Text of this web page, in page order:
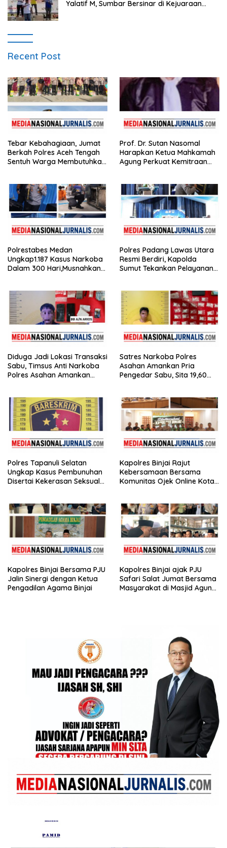
Yalatif M, Sumbar Bersinar di Kejuaraan
Recent Post
Tebar Kebahagiaan, Jumat
Berkah Polres Aceh Tengah
Sentuh Warga Membutuhkan
Prof. Dr. Sutan Nasomal
Harapkan Ketua Mahkamah
Agung Perkuat Kemitraan
Watansoppeng
Polrestabes Medan
Ungkap1.187 Kasus Narkoba
Dalam 300 Hari,Musnahkan
Polres Padang Lawas Utara
Resmi Berdiri, Kapolda
Sumut Tekankan Pelayanan
Diduga Jadi Lokasi Transaksi
Sabu, Timsus Anti Narkoba
Polres Asahan Amankan
Satres Narkoba Polres
Asahan Amankan Pria
Pengedar Sabu, Sita 19,60
Polres Tapanuli Selatan
Ungkap Kasus Pembunuhan
Disertai Kekerasan Seksual
Kapolres Binjai Rajut
Kebersamaan Bersama
Komunitas Ojek Online Kota
Kapolres Binjai Bersama PJU
Jalin Sinergi dengan Ketua
Pengadilan Agama Binjai
Kapolres Binjai ajak PJU
Safari Salat Jumat Bersama
Masyarakat di Masjid Agung